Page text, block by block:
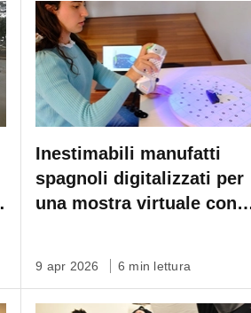
Inestimabili manufatti
spagnoli digitalizzati per
una mostra virtuale con
9 apr 2026 6 min lettura